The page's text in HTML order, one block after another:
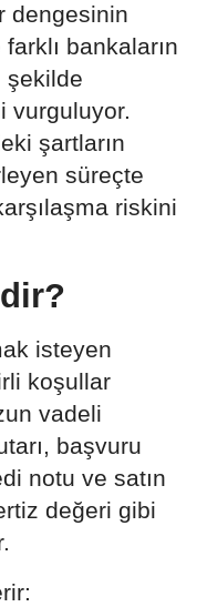
dengesinin
bankaların
şekilde
vurguluyor.
şartların
süreçte
riskini
isteyen
koşullar
vadeli
başvuru
notu ve satın
değeri gibi